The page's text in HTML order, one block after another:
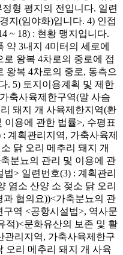
형 평지의 전입니다. 일련
지(임야화)입니다. 4) 인접
~ 18) : 현황 맹지입니다.
약 3내지 4미터의 세로에
로 왕복 4차로의 중로에 접
왕복 4차로의 중로, 동측으
. 5) 토지이용계획 및 제한
축사육제한구역(말 사슴
돼지 개 사육제한지역(환
이용에 관한 법률>, 수평표
계획관리지역, 가축사육제
닭 오리 메추리 돼지 개
분뇨의 관리 및 이용에 관
> 일련번호(3) : 계획관리
염소 산양 소 젖소 닭 오리
협의요))<가축분뇨의 관
역 <공항시설법>, 역사문
적)<문화유산의 보존 및 활
관리지역, 가축사육제한구
오리 메추리 돼지 개 사육